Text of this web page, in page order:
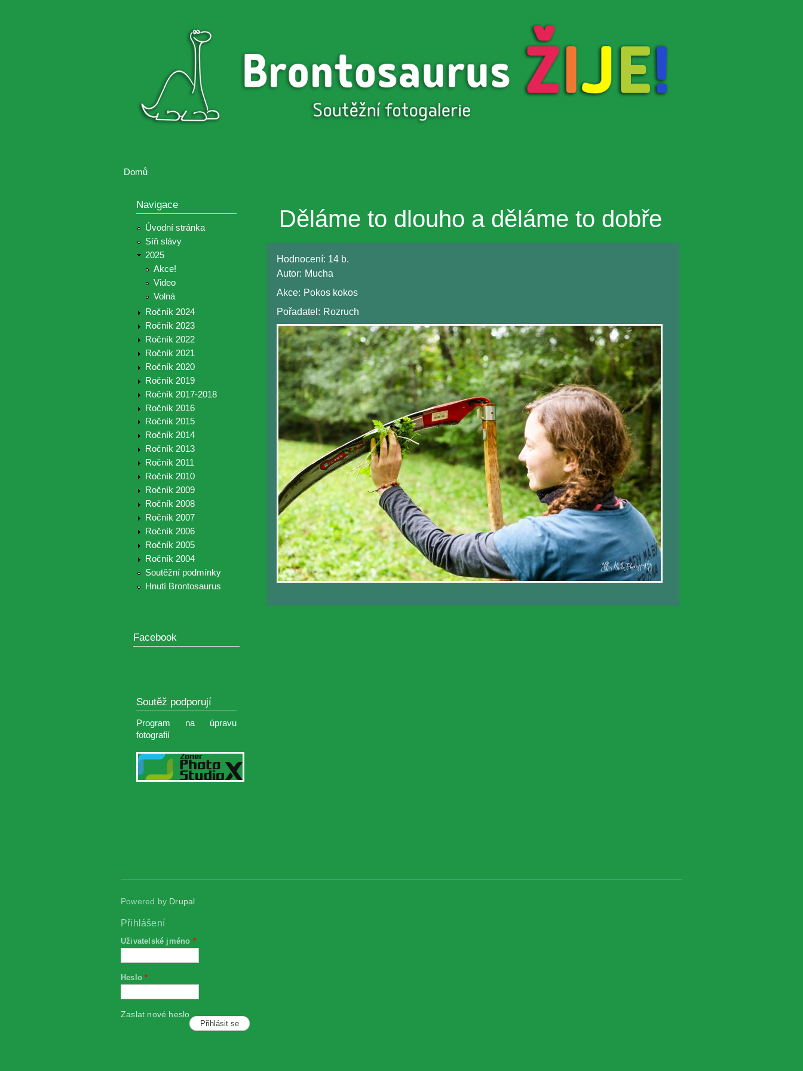
Brontosaurus
Brontosaurus
Domů
Navigace
Úvodní stránka
Síň slávy
2025
Akce!
Video
Volná
Ročník 2024
Ročník 2023
Ročník 2022
Ročník 2021
Ročník 2020
Ročník 2019
Ročník 2017-2018
Ročník 2016
Ročník 2015
Ročník 2014
Ročník 2013
Ročník 2011
Ročník 2010
Ročník 2009
Ročník 2008
Ročník 2007
Ročník 2006
Ročník 2005
Ročník 2004
Soutěžní podmínky
Hnutí Brontosaurus
Facebook
Soutěž podporují
Program na úpravu
fotografií
Děláme to dlouho a děláme to dobře
Hodnocení: 14 b.
Autor: Mucha
Akce: Pokos kokos
Pořadatel: Rozruch
Powered by Drupal
Přihlášení
Uživatelské jméno *
Heslo*
Zaslat nové heslo